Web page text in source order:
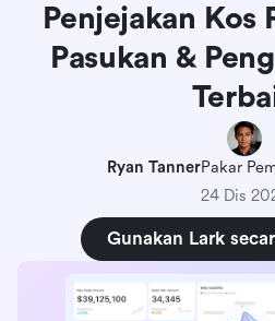
Penjejakan Kos
Pasukan &
Ryan TannerPakar
24 Dis
Gunakan Lark